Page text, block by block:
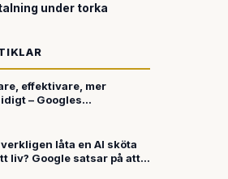
under torka
effektivare, mer
– Googles
offensiv på hela AI-
låta en AI sköta
liv? Google satsar på att
ja